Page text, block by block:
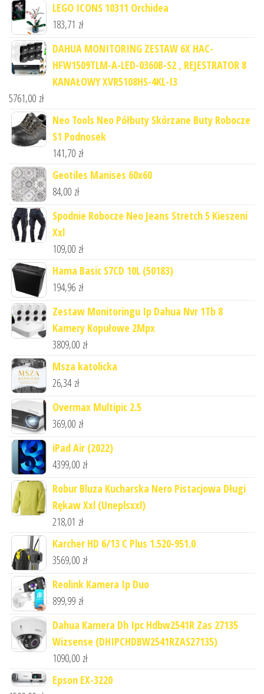
LEGO ICONS 10311 Orchidea
183,71 zł
DAHUA MONITORING ZESTAW 6X HAC-
HFW1509TLM-A-LED-0360B-S2 , REJESTRATOR 8
KANAŁOWY XVR5108HS-4KL-I3
5761,00 zł
Neo Tools Neo Półbuty Skórzane Buty Robocze
S1 Podnosek
141,70 zł
Geotiles Manises 60x60
84,00 zł
Spodnie Robocze Neo Jeans Stretch 5 Kieszeni
Xxl
109,00 zł
Hama Basic S7CD 10L (50183)
194,96 zł
Zestaw Monitoringu Ip Dahua Nvr 1Tb 8
Kamery Kopułowe 2Mpx
3809,00 zł
Msza katolicka
26,34 zł
Overmax Multipic 2.5
369,00 zł
iPad Air (2022)
4399,00 zł
Robur Bluza Kucharska Nero Pistacjowa Długi
Rękaw Xxl (Uneplsxxl)
218,01 zł
Karcher HD 6/13 C Plus 1.520-951.0
3569,00 zł
Reolink Kamera Ip Duo
899,99 zł
Dahua Kamera Dh Ipc Hdbw2541R Zas 27135
Wizsense (DHIPCHDBW2541RZAS27135)
1090,00 zł
Epson EX-3220